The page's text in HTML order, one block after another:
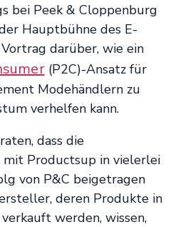
bei Peek & Cloppenburg
Hauptbühne des E-
darüber, wie ein
(P2C)-Ansatz für
Modehändlern zu
verhelfen kann.
dass die
mit Productsup in vielerlei
von P&C beigetragen
deren Produkte in
werden, wissen,